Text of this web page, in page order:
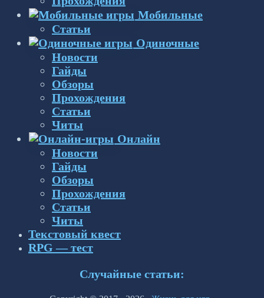
Мобильные
Статьи
Одиночные
Новости
Гайды
Обзоры
Прохождения
Статьи
Читы
Онлайн
Новости
Гайды
Обзоры
Прохождения
Статьи
Читы
Текстовый квест
RPG — тест
Случайные статьи: